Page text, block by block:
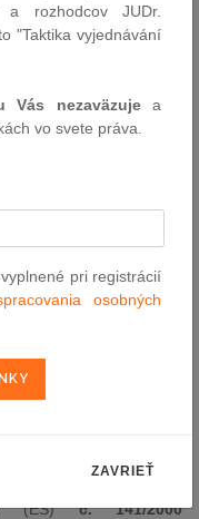
pre všetky lieky
pre deti):
rezistencii.
farmaceutické
použitie a na
nad týmito liekmi
pre lieky aSmernica
predpisy o liekoch
2001/20/ES, smernica
(ES)č. 141/2000
a rozhodcov JUDr.
"Taktika vyjednávání
Vás nezaväzujea
vo svete práva.
pri registrácií
osobných
ZAVRIEŤ